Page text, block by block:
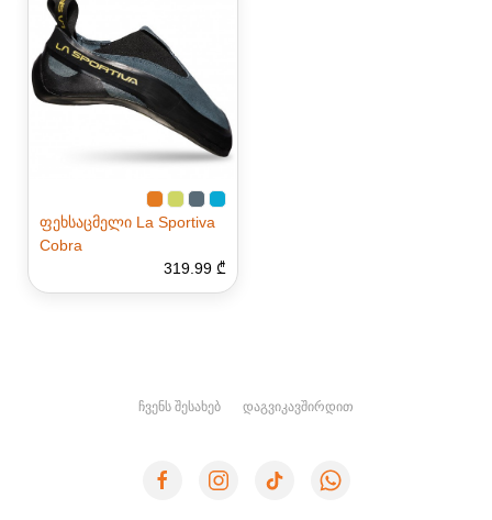
ფეხსაცმელი La Sportiva
Cobra
319.99 ₾
ᲩᲕᲔᲜᲡ ᲨᲔᲡᲐᲮᲔᲑ ᲓᲐᲒᲕᲘᲙᲐᲕᲨᲘᲠᲓᲘᲗ